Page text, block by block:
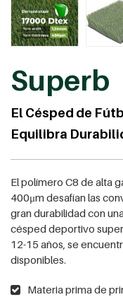
Superb
El Césped de
Equilibra
El polímero C8 de alta
400μm desafían las
gran durabilidad con
césped deportivo
12-15 años, se
disponibles.
Materia prima de